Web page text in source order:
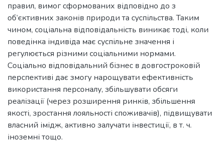
правил, вимог сформованих відповідно до з
об’єктивних законів природи та суспільства. Таким
чином, соціальна відповідальність виникає тоді, коли
поведінка індивіда має суспільне значення і
регулюється різними соціальними нормами.
Соціально відповідальний бізнес в довгостроковій
перспективі дає змогу нарощувати ефективність
використання персоналу, збільшувати обсяги
реалізації (через розширення ринків, збільшення
якості, зростання лояльності споживачів), підвищувати
власний імідж, активно залучати інвестиції, в т. ч.
іноземні тощо.